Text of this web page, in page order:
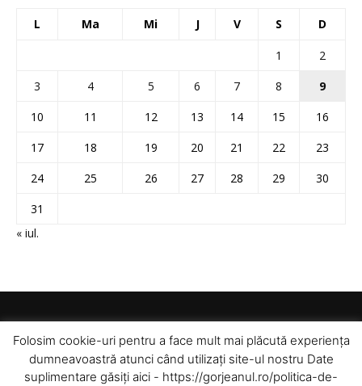
L Ma Mi J V S D
1
2
3
4 5 6 7 8
9
10
11 12 13 14 15
16
17
18 19 20 21 22
23
24
25 26 27 28 29
30
31
« iul.
Folosim cookie-uri pentru a face mult mai plăcută experiența
dumneavoastră atunci când utilizați site-ul nostru Date
suplimentare găsiți aici - https://gorjeanul.ro/politica-de-